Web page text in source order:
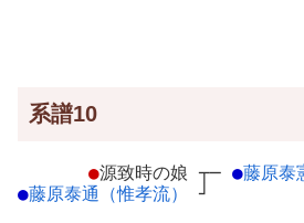
系譜10
●源致時の娘 ┬
●藤原泰通（惟孝流） ┘
─ ●藤原泰